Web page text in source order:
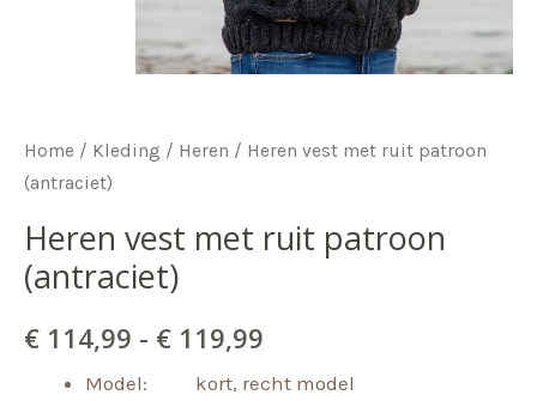
Home / Kleding / Heren / Heren vest met ruit patroon
(antraciet)
Heren vest met ruit patroon
(antraciet)
€ 114,99 - € 119,99
€ 114,99
Model: kort, recht model